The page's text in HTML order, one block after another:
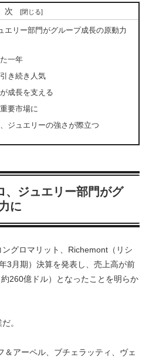
次
エリー部門がグループ成長の原動力
一年
き続き人気
成長を支える
要市場に
ジュエリーの強さが際立つ
、ジュエリー部門がグ
に
グロマリット、Richemont（リシ
3月期）決算を発表し、売上高が前
260億ドル）となったことを明らか
。
＆アーペル、ブチェラッティ、ヴェ